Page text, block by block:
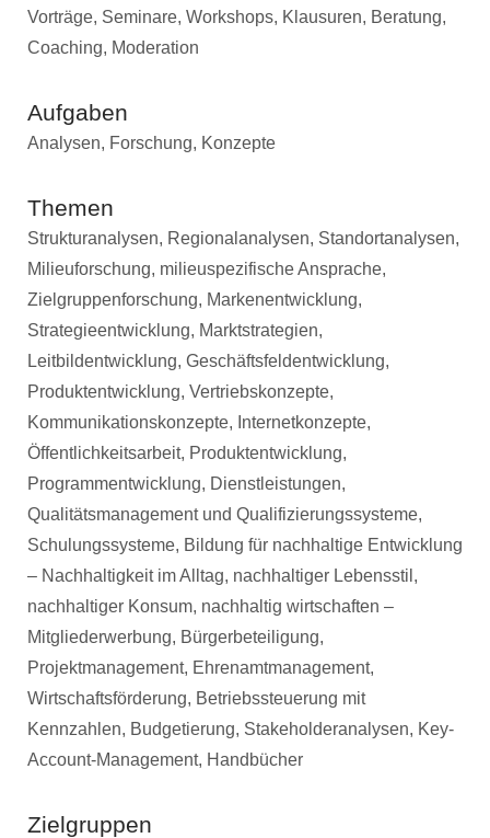
Vorträge, Seminare, Workshops, Klausuren, Beratung,
Coaching, Moderation
Aufgaben
Analysen, Forschung, Konzepte
Themen
Strukturanalysen, Regionalanalysen, Standortanalysen,
Milieuforschung, milieuspezifische Ansprache,
Zielgruppenforschung, Markenentwicklung,
Strategieentwicklung, Marktstrategien,
Leitbildentwicklung, Geschäftsfeldentwicklung,
Produktentwicklung, Vertriebskonzepte,
Kommunikationskonzepte, Internetkonzepte,
Öffentlichkeitsarbeit, Produktentwicklung,
Programmentwicklung, Dienstleistungen,
Qualitätsmanagement und Qualifizierungssysteme,
Schulungssysteme, Bildung für nachhaltige Entwicklung
– Nachhaltigkeit im Alltag, nachhaltiger Lebensstil,
nachhaltiger Konsum, nachhaltig wirtschaften –
Mitgliederwerbung, Bürgerbeteiligung,
Projektmanagement, Ehrenamtmanagement,
Wirtschaftsförderung, Betriebssteuerung mit
Kennzahlen, Budgetierung, Stakeholderanalysen, Key-
Account-Management, Handbücher
Zielgruppen